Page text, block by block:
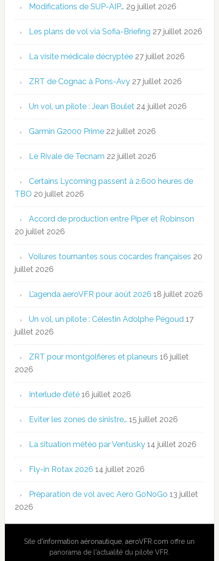
Modifications de SUP-AIP… 29 juillet 2026
Les plans de vol via Sofia-Briefing 27 juillet 2026
La visite médicale décryptée 27 juillet 2026
ZRT de Cognac à Pons-Avy 27 juillet 2026
Un vol, un pilote : Jean Boulet 24 juillet 2026
Garmin G2000 Prime 22 juillet 2026
Le Rivale de Tecnam 22 juillet 2026
Certains Lycoming passent à 2.600 heures de
TBO 20 juillet 2026
Accord de production entre Piper et Robinson
20 juillet 2026
Voilures tournantes sous cocardes françaises 20
juillet 2026
L’agenda aeroVFR pour août 2026 18 juillet 2026
Un vol, un pilote : Célestin Adolphe Pégoud 17
juillet 2026
ZRT pour montgolfières et planeurs 16 juillet
2026
Interlude d’été 16 juillet 2026
Eviter les zones de sinistre… 15 juillet 2026
La situation météo par Ventusky 14 juillet 2026
Fly-in Rotax 2026 14 juillet 2026
Préparation de vol avec Aero GoNoGo 13 juillet
2026
Site d'information aéronautique,aeroVFR.com offre un
panorama de l'actualité du pilote VFR.